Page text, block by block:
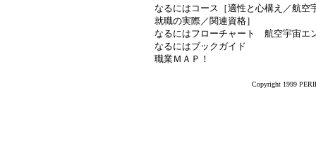
なるにはコース［適性と心構え／航空
就職の実際／関連資格］
なるにはフローチャート 航空宇宙エ
なるにはブックガイド
職業ＭＡＰ！
Copyright 1999